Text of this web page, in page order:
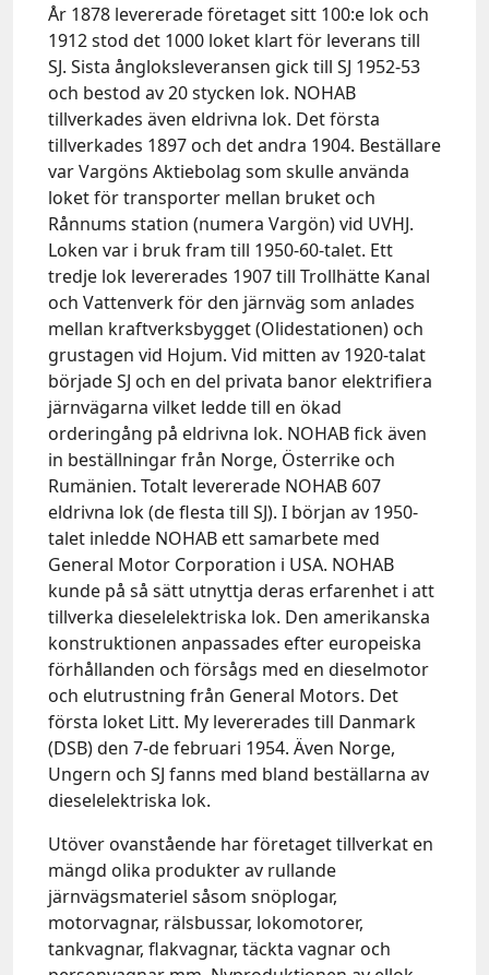
År 1878 levererade företaget sitt 100:e lok och
1912 stod det 1000 loket klart för leverans till
SJ. Sista ångloksleveransen gick till SJ 1952-53
och bestod av 20 stycken lok. NOHAB
tillverkades även eldrivna lok. Det första
tillverkades 1897 och det andra 1904. Beställare
var Vargöns Aktiebolag som skulle använda
loket för transporter mellan bruket och
Rånnums station (numera Vargön) vid UVHJ.
Loken var i bruk fram till 1950-60-talet. Ett
tredje lok levererades 1907 till Trollhätte Kanal
och Vattenverk för den järnväg som anlades
mellan kraftverksbygget (Olidestationen) och
grustagen vid Hojum. Vid mitten av 1920-talat
började SJ och en del privata banor elektrifiera
järnvägarna vilket ledde till en ökad
orderingång på eldrivna lok. NOHAB fick även
in beställningar från Norge, Österrike och
Rumänien. Totalt levererade NOHAB 607
eldrivna lok (de flesta till SJ). I början av 1950-
talet inledde NOHAB ett samarbete med
General Motor Corporation i USA. NOHAB
kunde på så sätt utnyttja deras erfarenhet i att
tillverka dieselelektriska lok. Den amerikanska
konstruktionen anpassades efter europeiska
förhållanden och försågs med en dieselmotor
och elutrustning från General Motors. Det
första loket Litt. My levererades till Danmark
(DSB) den 7-de februari 1954. Även Norge,
Ungern och SJ fanns med bland beställarna av
dieselelektriska lok.
Utöver ovanstående har företaget tillverkat en
mängd olika produkter av rullande
järnvägsmateriel såsom snöplogar,
motorvagnar, rälsbussar, lokomotorer,
tankvagnar, flakvagnar, täckta vagnar och